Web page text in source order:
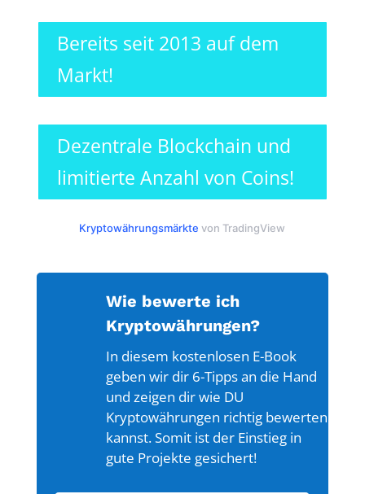
Bereits seit 2013 auf dem
Markt!
Dezentrale Blockchain und
limitierte Anzahl von Coins!
Kryptowährungsmärkte von TradingView
Wie bewerte ich
Kryptowährungen?
In diesem kostenlosen E-Book
geben wir dir 6-Tipps an die Hand
und zeigen dir wie DU
Kryptowährungen richtig bewerten
kannst. Somit ist der Einstieg in
gute Projekte gesichert!